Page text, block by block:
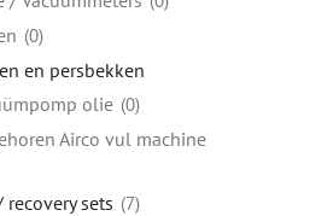
0
en persbekken
olie 0
Airco vul machine
recovery sets 7